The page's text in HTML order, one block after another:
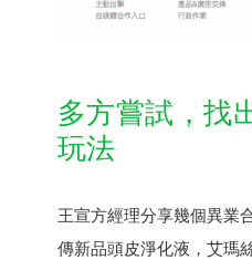
多方嘗試，找
玩法
王宣方經理分享幾個異業
傳新品頭皮淨化液，艾瑪